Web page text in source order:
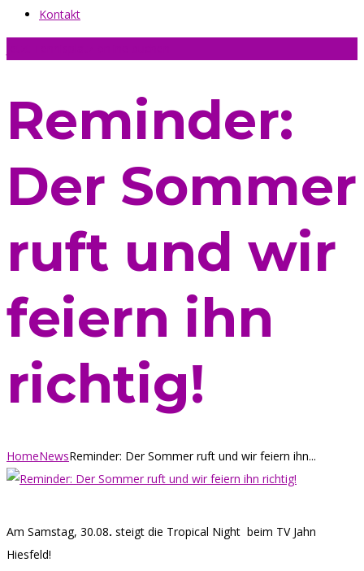
Kontakt
Reminder:
Der Sommer
ruft und wir
feiern ihn
richtig!
HomeNewsReminder: Der Sommer ruft und wir feiern ihn...
Am Samstag, 30.08. steigt die Tropical Night beim TV Jahn
Hiesfeld!